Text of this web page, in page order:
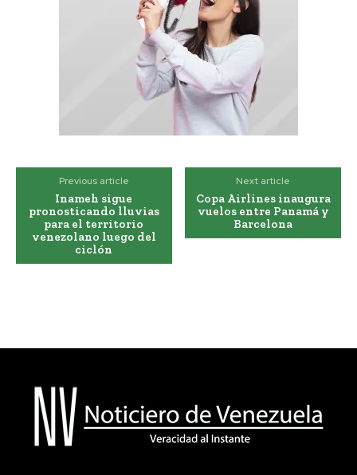
Previous article
Inameh sigue
pronosticando lluvias
para el territorio
venezolano luego del
ciclón
Next article
Copa Airlines inaugura
vuelos entre Panamá y
Barcelona